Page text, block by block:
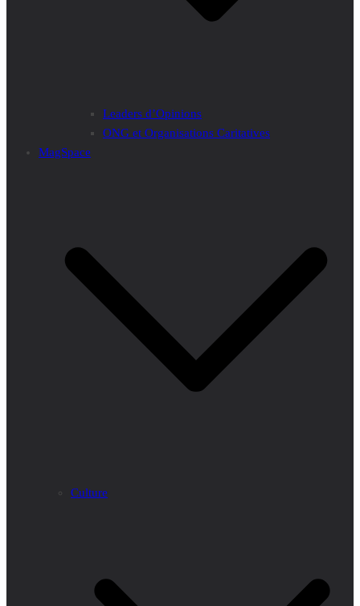
Leaders d’Opinions
ONG et Organisations Caritatives
MagSpace
Culture